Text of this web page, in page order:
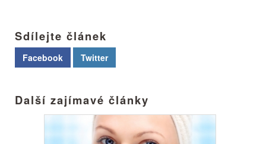
Sdílejte článek
Facebook Twitter
Další zajímavé články